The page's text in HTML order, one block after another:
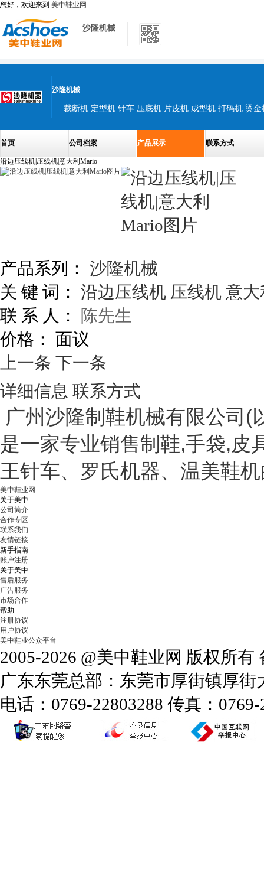
您好，欢迎来到 美中鞋业网
沙隆机械
沙隆机械
裁断机 定型机 针车 压底机 片皮机 成型机 打码机 烫
首页 公司档案 产品展示 联系方式
沿边压线机|压线机|意大利Mario
产品系列： 沙隆机械
关 键 词： 沿边压线机 压线机 意大
联 系 人：
陈先生
价格： 面议
上一条 下一条
详细信息 联系方式
广州沙隆制鞋机械有限公司(
是一家专业销售制鞋,手袋,皮
王针车、罗氏机器、温美鞋
美中鞋业网
关于美中
公司简介
合作专区
联系我们
友情链接
新手指南
账户注册
关于美中
售后服务
广告服务
市场合作
帮助
注册协议
用户协议
美中鞋业公众平台
2005-2026 @美中鞋业网 版权所有
广东东莞总部：东莞市厚街镇厚
电话：0769-22803288 传真：0769-